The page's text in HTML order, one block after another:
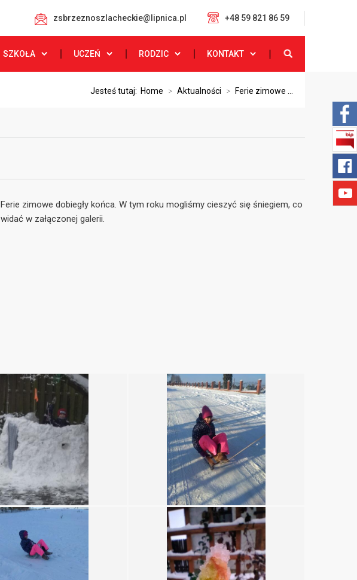
zsbrzeznoszlacheckie@lipnica.pl +48 59 821 86 59
SZKOŁA UCZEŃ RODZIC KONTAKT
Jesteś tutaj: Home > Aktualności > Ferie zimowe ...
Ferie zimowe dobiegły końca. W tym roku mogliśmy cieszyć się śniegiem, co
widać w załączonej galerii.